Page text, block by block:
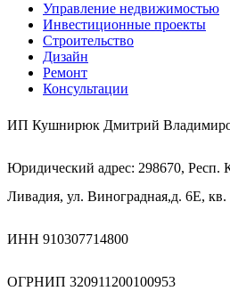
Управление недвижимостью
Инвестиционные проекты
Строительство
Дизайн
Ремонт
Консультации
ИП Кушнирюк Дмитрий
Юридический адрес: 298670, Респ.
Ливадия, ул. Виноградная,д. 6Е, кв.
ИНН 910307714800
ОГРНИП 320911200100953